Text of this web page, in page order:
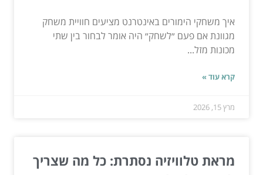
איך משחקי הימורים באינטרנט מציעים חוויית משחק
מגוונת אם פעם ״לשחק״ היה אומר לבחור בין שתי
מכונות מזל...
קרא עוד »
מרץ 15, 2026
מראת טלוויזיה נסתרת: כל מה שצריך